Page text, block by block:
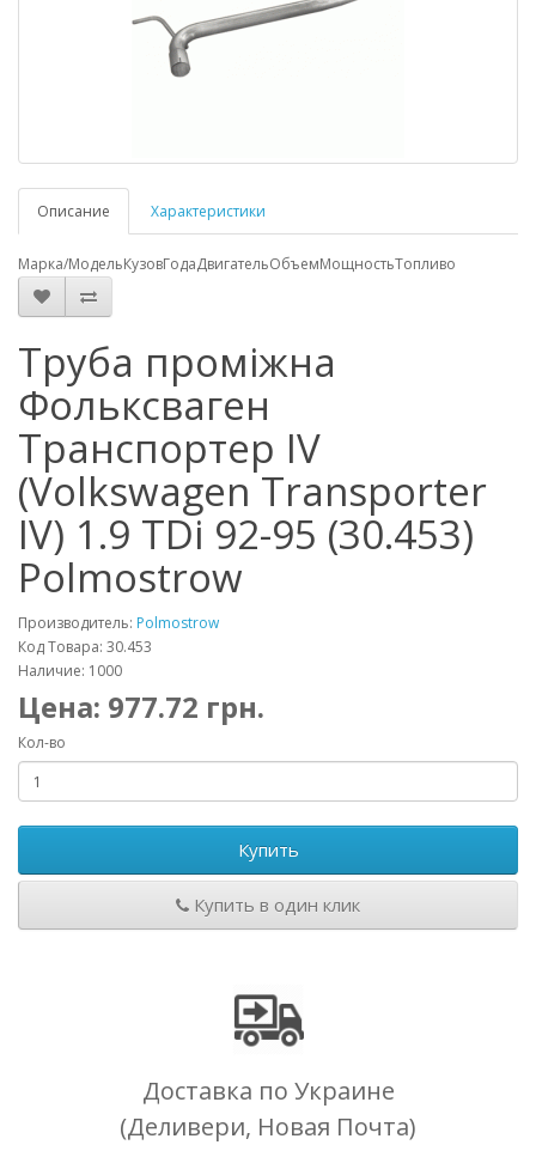
Описание Характеристики
Марка/МодельКузовГодаДвигательОбъемМощностьТопливо
Труба проміжна
Фольксваген
Транспортер IV
(Volkswagen Transporter
IV) 1.9 TDi 92-95 (30.453)
Polmostrow
Производитель: Polmostrow
Код Товара: 30.453
Наличие: 1000
Цена: 977.72 грн.
Кол-во
Купить
Купить в один клик
Доставка по Украине
(Деливери, Новая Почта)